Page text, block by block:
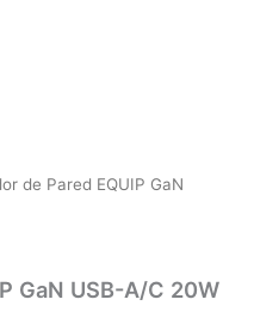
de Pared EQUIP GaN
GaN USB-A/C 20W